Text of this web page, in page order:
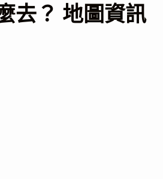
去？ 地圖資訊